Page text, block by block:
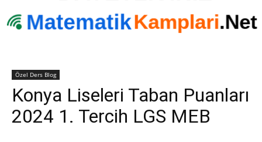
Özel Ders Blog
Konya Liseleri Taban Puanları
2024 1. Tercih LGS MEB